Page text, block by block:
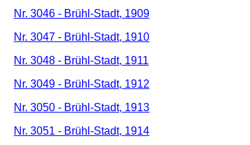
Nr. 3046 - Brühl-Stadt, 1909
Nr. 3047 - Brühl-Stadt, 1910
Nr. 3048 - Brühl-Stadt, 1911
Nr. 3049 - Brühl-Stadt, 1912
Nr. 3050 - Brühl-Stadt, 1913
Nr. 3051 - Brühl-Stadt, 1914